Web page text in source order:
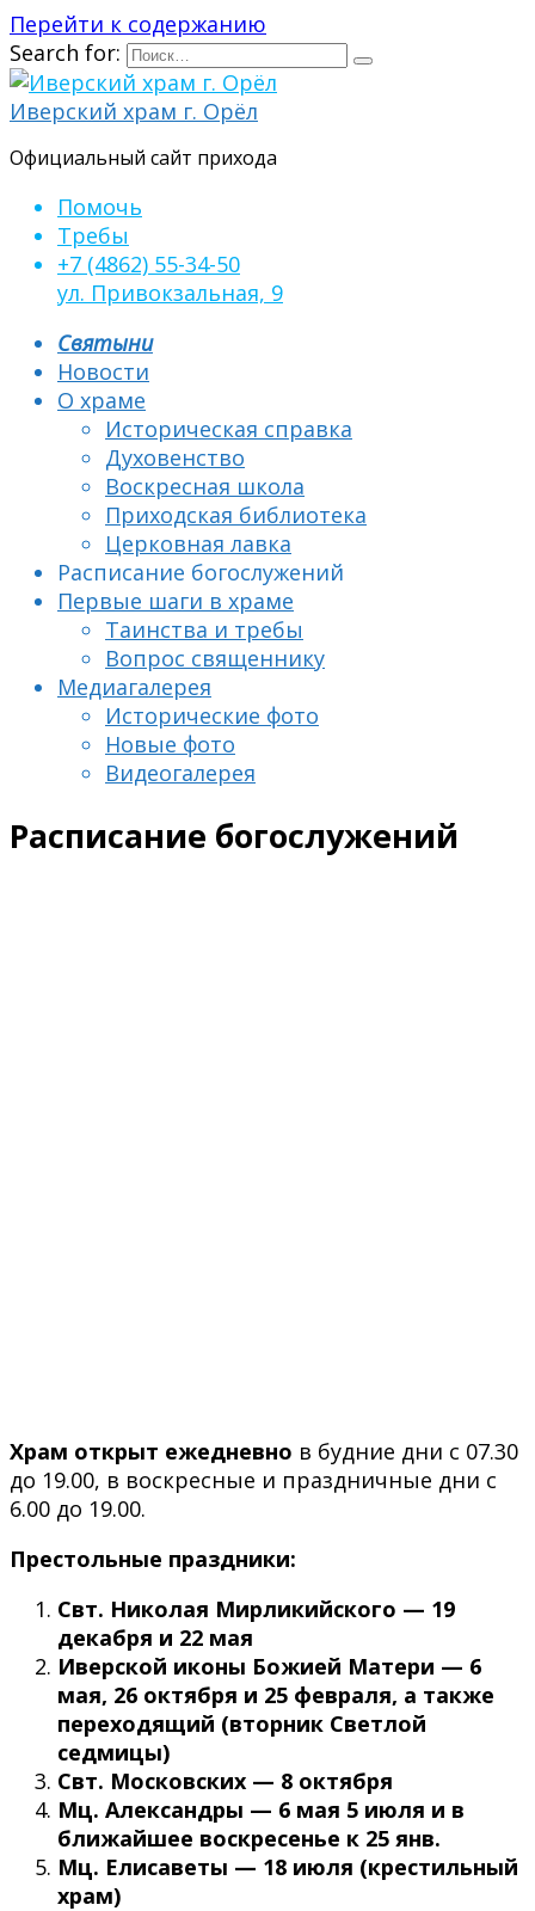
Перейти к содержанию
Search for:
Иверский храм г. Орёл
Официальный сайт прихода
Помочь
Требы
+7 (4862) 55-34-50
ул. Привокзальная, 9
Святыни
Новости
О храме
Историческая справка
Духовенство
Воскресная школа
Приходская библиотека
Церковная лавка
Расписание богослужений
Первые шаги в храме
Таинства и требы
Вопрос священнику
Медиагалерея
Исторические фото
Новые фото
Видеогалерея
Расписание богослужений
Храм открыт ежедневно в будние дни с 07.30
до 19.00, в воскресные и праздничные дни с
6.00 до 19.00.
Престольные праздники:
Свт. Николая Мирликийского — 19
декабря и 22 мая
Иверской иконы Божией Матери — 6
мая, 26 октября и 25 февраля, а также
переходящий (вторник Светлой
седмицы)
Свт. Московских — 8 октября
Мц. Александры — 6 мая 5 июля и в
ближайшее воскресенье к 25 янв.
Мц. Елисаветы — 18 июля (крестильный
храм)